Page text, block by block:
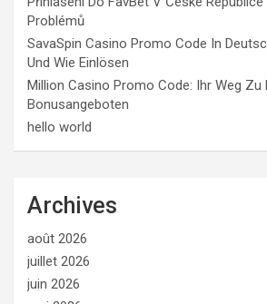
Problémů
SavaSpin Casino Promo Code In
Und Wie Einlösen
Million Casino Promo Code: Ihr Weg Zu
Bonusangeboten
hello world
Archives
août 2026
juillet 2026
juin 2026